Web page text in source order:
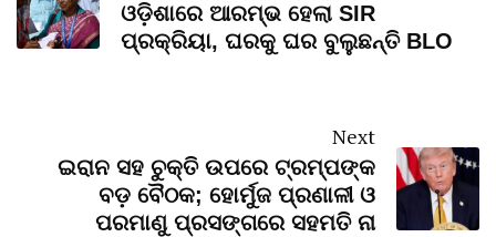
ଓଡ଼ିଶାରେ ଆରମ୍ଭ ହେଲା SIR
ପ୍ରକ୍ରିୟା, ଘରକୁ ଘର ବୁଲୁଛନ୍ତି BLO
Next
ଇରାନ ସହ ଚୁକ୍ତି ଉପରେ ଟ୍ରମ୍ପଙ୍କ
ବଡ଼ ବୈଠକ; ହୋର୍ମୁଜ ପ୍ରଣାଳୀ ଓ
ପରମାଣୁ ପ୍ରସଙ୍ଗରେ ସହମତି ନା